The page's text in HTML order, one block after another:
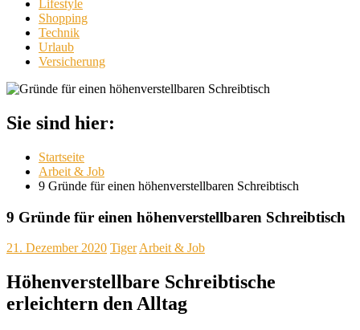
Lifestyle
Shopping
Technik
Urlaub
Versicherung
Sie sind hier:
Startseite
Arbeit & Job
9 Gründe für einen höhenverstellbaren Schreibtisch
9 Gründe für einen höhenverstellbaren Schreibtisch
21. Dezember 2020 Tiger Arbeit & Job
Höhenverstellbare Schreibtische
erleichtern den Alltag